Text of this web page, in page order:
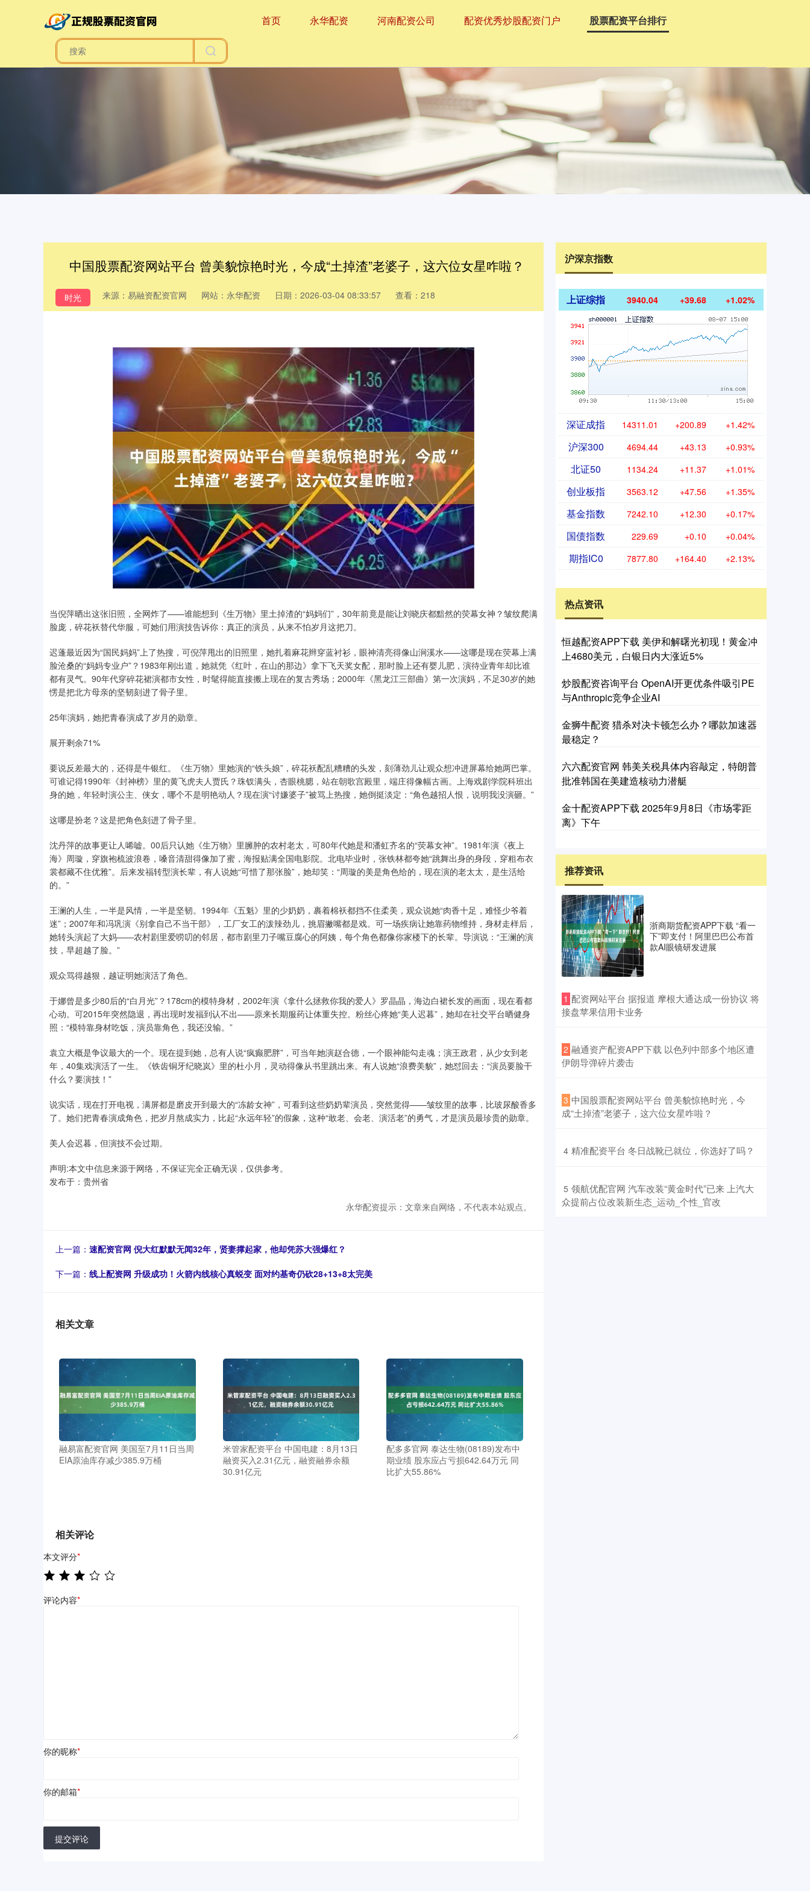
首页 永华配资 河南配资公司 配资优秀炒股配资门户 股票配资平台排行
中国股票配资网站平台 曾美貌惊艳时光，今成“土掉渣”老婆子，这六位女星咋啦？
时光 来源：易融资配资官网 网站：永华配资 日期：2026-03-04 08:33:57 查看：218
当倪萍晒出这张旧照，全网炸了——谁能想到《生万物》里土掉渣的“妈妈们”，30年前竟是能让刘晓庆都黯然的荧幕女神？皱纹爬满
脸庞，碎花袄替代华服，可她们用演技告诉你：真正的演员，从来不怕岁月这把刀。
迟蓬最近因为“国民妈妈”上了热搜，可倪萍甩出的旧照里，她扎着麻花辫穿蓝衬衫，眼神清亮得像山涧溪水——这哪是现在荧幕上满
脸沧桑的“妈妈专业户”？1983年刚出道，她就凭《红叶，在山的那边》拿下飞天奖女配，那时脸上还有婴儿肥，演待业青年却比谁
都有灵气。90年代穿碎花裙演都市女性，时髦得能直接搬上现在的复古秀场；2000年《黑龙江三部曲》第一次演妈，不足30岁的她
愣是把北方母亲的坚韧刻进了骨子里。
25年演妈，她把青春演成了岁月的勋章。
展开剩余71%
要说反差最大的，还得是牛银红。《生万物》里她演的“铁头娘”，碎花袄配乱糟糟的头发，刻薄劲儿让观众想冲进屏幕给她两巴掌。
可谁记得1990年《封神榜》里的黄飞虎夫人贾氏？珠钗满头，杏眼桃腮，站在朝歌宫殿里，端庄得像幅古画。上海戏剧学院科班出
身的她，年轻时演公主、侠女，哪个不是明艳动人？现在演“讨嫌婆子”被骂上热搜，她倒挺淡定：“角色越招人恨，说明我没演砸。”
这哪是扮老？这是把角色刻进了骨子里。
沈丹萍的故事更让人唏嘘。00后只认她《生万物》里臃肿的农村老太，可80年代她是和潘虹齐名的“荧幕女神”。1981年演《夜上
海》周璇，穿旗袍梳波浪卷，嗓音清甜得像加了蜜，海报贴满全国电影院。北电毕业时，张铁林都夸她“跳舞出身的身段，穿粗布衣
裳都藏不住优雅”。后来发福转型演长辈，有人说她“可惜了那张脸”，她却笑：“周璇的美是角色给的，现在演的老太太，是生活给
的。”
王澜的人生，一半是风情，一半是坚韧。1994年《五魁》里的少奶奶，裹着棉袄都挡不住柔美，观众说她“肉香十足，难怪少爷着
迷”；2007年和冯巩演《别拿自己不当干部》，工厂女工的泼辣劲儿，挑眉撇嘴都是戏。可一场疾病让她靠药物维持，身材走样后，
她转头演起了大妈——农村剧里爱唠叨的邻居，都市剧里刀子嘴豆腐心的阿姨，每个角色都像你家楼下的长辈。导演说：“王澜的演
技，早超越了脸。”
观众骂得越狠，越证明她演活了角色。
于娜曾是多少80后的“白月光”？178cm的模特身材，2002年演《拿什么拯救你我的爱人》罗晶晶，海边白裙长发的画面，现在看都
心动。可2015年突然隐退，再出现时发福到认不出——原来长期服药让体重失控。粉丝心疼她“美人迟暮”，她却在社交平台晒健身
照：“模特靠身材吃饭，演员靠角色，我还没输。”
袁立大概是争议最大的一个。现在提到她，总有人说“疯癫肥胖”，可当年她演赵合德，一个眼神能勾走魂；演王政君，从少女到老
年，40集戏演活了一生。《铁齿铜牙纪晓岚》里的杜小月，灵动得像从书里跳出来。有人说她“浪费美貌”，她怼回去：“演员要脸干
什么？要演技！”
说实话，现在打开电视，满屏都是磨皮开到最大的“冻龄女神”，可看到这些奶奶辈演员，突然觉得——皱纹里的故事，比玻尿酸香多
了。她们把青春演成角色，把岁月熬成实力，比起“永远年轻”的假象，这种“敢老、会老、演活老”的勇气，才是演员最珍贵的勋章。
美人会迟暮，但演技不会过期。
声明:本文中信息来源于网络，不保证完全正确无误，仅供参考。
发布于：贵州省
永华配资提示：文章来自网络，不代表本站观点。
上一篇： 速配资官网 倪大红默默无闻32年，贤妻撑起家，他却凭苏大强爆红？
下一篇： 线上配资网 升级成功！火箭内线核心真蜕变 面对约基奇仍砍28+13+8太完美
相关文章
融易富配资官网 美国至7月11日当周
EIA原油库存减少385.9万桶
米管家配资平台 中国电建：8月13日
融资买入2.31亿元，融资融券余额
30.91亿元
配多多官网 泰达生物(08189)发布中
期业绩 股东应占亏损642.64万元 同
比扩大55.86%
相关评论
本文评分*
评论内容*
你的昵称*
你的邮箱*
提交评论
沪深京指数
上证综指 3940.04 +39.68 +1.02%
深证成指 14311.01 +200.89 +1.42%
沪深300 4694.44 +43.13 +0.93%
北证50 1134.24 +11.37 +1.01%
创业板指 3563.12 +47.56 +1.35%
基金指数 7242.10 +12.30 +0.17%
国债指数 229.69 +0.10 +0.04%
期指IC0 7877.80 +164.40 +2.13%
热点资讯
恒越配资APP下载 美伊和解曙光初现！黄金冲
上4680美元，白银日内大涨近5%
炒股配资咨询平台 OpenAI开更优条件吸引PE
与Anthropic竞争企业AI
金狮牛配资 猎杀对决卡顿怎么办？哪款加速器
最稳定？
六六配资官网 韩美关税具体内容敲定，特朗普
批准韩国在美建造核动力潜艇
金十配资APP下载 2025年9月8日《市场零距
离》下午
推荐资讯
浙商期货配资APP下载 “看一
下”即支付！阿里巴巴公布首
款AI眼镜研发进展
1 ​配资网站平台 据报道 摩根大通达成一份协议 将
接盘苹果信用卡业务
2 ​融通资产配资APP下载 以色列中部多个地区遭
伊朗导弹碎片袭击
3 ​中国股票配资网站平台 曾美貌惊艳时光，今
成“土掉渣”老婆子，这六位女星咋啦？
4 ​精准配资平台 冬日战靴已就位，你选好了吗？
5 ​领航优配官网 汽车改装“黄金时代”已来 上汽大
众提前占位改装新生态_运动_个性_官改